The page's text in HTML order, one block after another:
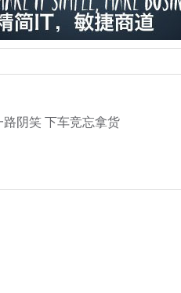
阴笑 下车竞忘拿货